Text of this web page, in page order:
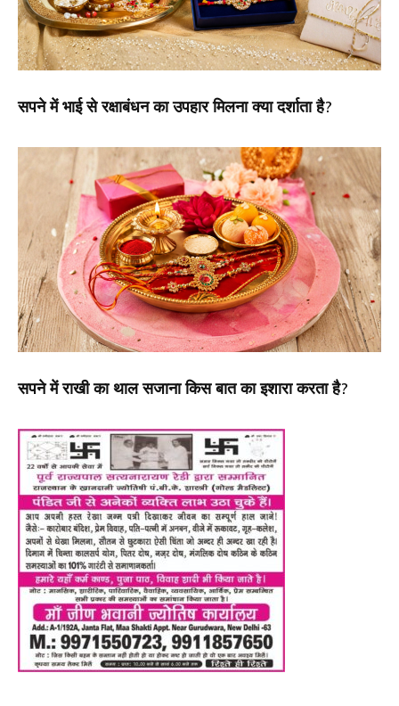
सपने में भाई से रक्षाबंधन का उपहार मिलना क्या दर्शाता है?
सपने में राखी का थाल सजाना किस बात का इशारा करता है?